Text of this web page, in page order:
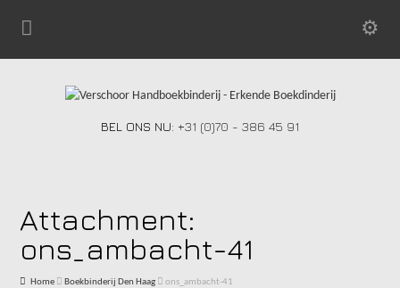
BEL ONS NU: +31 (0)70 - 386 45 91
Attachment:
ons_ambacht-41
Home Boekbinderij Den Haag ons_ambacht-41